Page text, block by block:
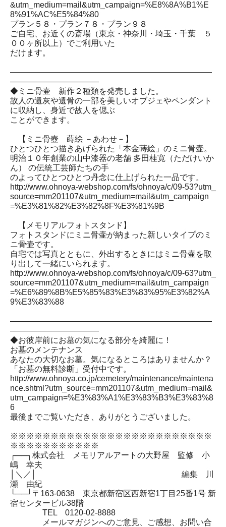
&utm_medium=mail&utm_campaign=%E8%8A%B1%E
8%91%AC%E5%84%80
プラン５８・プラン７８・プラン９８
ご自宅、お近くの斎場（東京・神奈川・埼玉・千葉 ５
００ヶ所以上）でご利用いた
だけます。
―――――――――――――――――――――――――
―――――――――――
◆ミニ骨壷 新作２種類を発売しました。
故人の遺灰や遺骨の一部を美しいオブジェやペンダント
に収納し、身近で故人を偲ぶ
ことができます。
【ミニ骨壺 蒔絵 －あわせ－】
ひとつひとつ描きあげられた「本金蒔絵」のミニ骨壷。
明治１０年創業の山中漆器の老舗 多田桂寛（ただけいか
ん） の伝統工芸師たちの手
のよってひとつひとつ丹念に仕上げられた一品です。
http://www.ohnoya-webshop.com/fs/ohnoya/c/09-53?utm_
source=mm201107&utm_medium=mail&utm_campaign
=%E3%81%82%E3%82%8F%E3%81%9B
【メモリアルフォトスタンド】
フォトスタンドにミニ骨壷が納まった新しいタイプのミ
ニ骨壷です。
自宅では写真とともに、外出するときにはミニ骨壷を取
り出して一緒にいられます。
http://www.ohnoya-webshop.com/fs/ohnoya/c/09-63?utm_
source=mm201107&utm_medium=mail&utm_campaign
=%E6%89%8B%E5%85%83%E3%83%95%E3%82%A
9%E3%83%88
―――――――――――――――――――――――――
―――――――――――
◆お彼岸前にお墓の気になる部分を綺麗に！
お墓のメンテナンス
あなたの大切なお墓。気になるところはありませんか？
「お墓の無料診断」受付中です。
http://www.ohnoya.co.jp/cemetery/maintenance/maintena
nce.shtml?utm_source=mm201107&utm_medium=mail&
utm_campaign=%E3%83%A1%E3%83%B3%E3%83%8
6
最後までご覧いただき、ありがとうございました。
※※※※※※※※※※※※※※※※※※※※※※※※※
※※※※※※※※※※※
┌──┐株式会社 メモリアルアートの大野屋 監修 小
嶋 幸夫
│＼／│ 編集 川
瀬 由紀
└──┘〒163-0638 東京都新宿区西新宿1丁目25番1号 新
宿センタービル38階
TEL 0120-02-8888
メールマガジンへのご意見、ご感想、お問い合